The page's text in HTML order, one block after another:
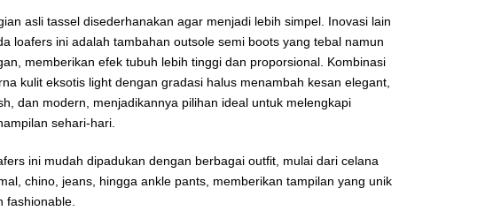
asli tassel disederhanakan agar menjadi lebih simpel. Inovasi lain
loafers ini adalah tambahan outsole semi boots yang tebal namun
memberikan efek tubuh lebih tinggi dan proporsional. Kombinasi
kulit eksotis light dengan gradasi halus menambah kesan elegant,
dan modern, menjadikannya pilihan ideal untuk melengkapi
sehari-hari.
ini mudah dipadukan dengan berbagai outfit, mulai dari celana
chino, jeans, hingga ankle pants, memberikan tampilan yang unik
fashionable.